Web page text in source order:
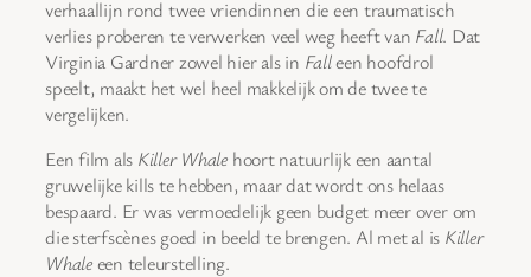
verhaallijn rond twee vriendinnen die een traumatisch
verlies proberen te verwerken veel weg heeft van Fall. Dat
Virginia Gardner zowel hier als in Falleen hoofdrol
speelt, maakt het wel heel makkelijk om de twee te
vergelijken.
Een film als Killer Whale hoort natuurlijk een aantal
gruwelijke kills te hebben, maar dat wordt ons helaas
bespaard. Er was vermoedelijk geen budget meer over om
die sterfscènes goed in beeld te brengen. Al met al is Killer
Whaleeen teleurstelling.